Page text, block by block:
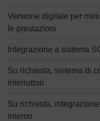
Versione digitale per
le prestazioni
Integrazione a sistema
Su richiesta, sistema di
interruttori
Su richiesta,
interno